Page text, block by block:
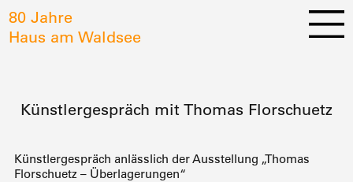
80 Jahre
Haus am Waldsee
Künstlergespräch mit Thomas Florschuetz
Künstlergespräch anlässlich der Ausstellung „Thomas
Florschuetz – Überlagerungen“